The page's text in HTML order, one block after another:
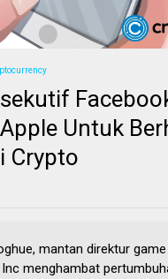
Untuk
Crypto
mantan direktur game
menghambat